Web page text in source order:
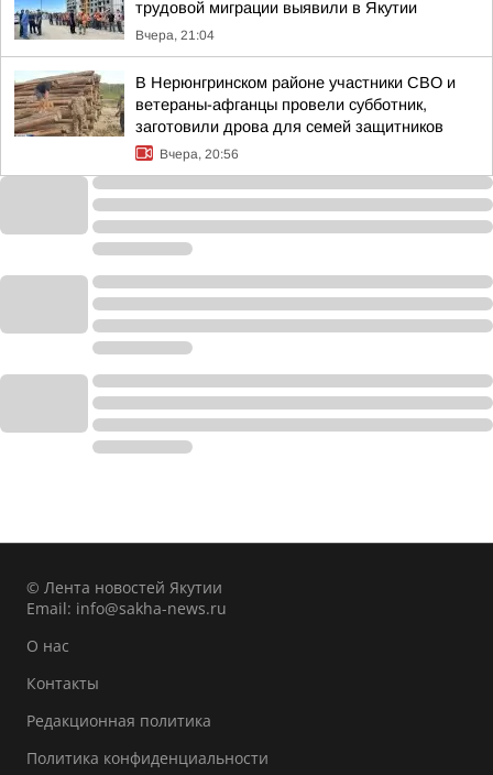
трудовой миграции выявили в Якутии
Вчера, 21:04
В Нерюнгринском районе участники СВО и
ветераны-афганцы провели субботник,
заготовили дрова для семей защитников
Вчера, 20:56
© Лента новостей Якутии
Email: info@sakha-news.ru
О нас
Контакты
Редакционная политика
Политика конфиденциальности